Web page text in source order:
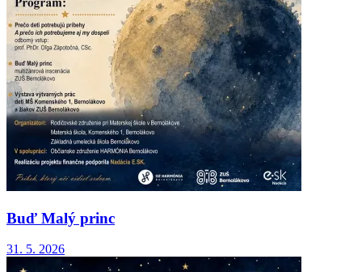
Buď Malý princ
31. 5. 2026